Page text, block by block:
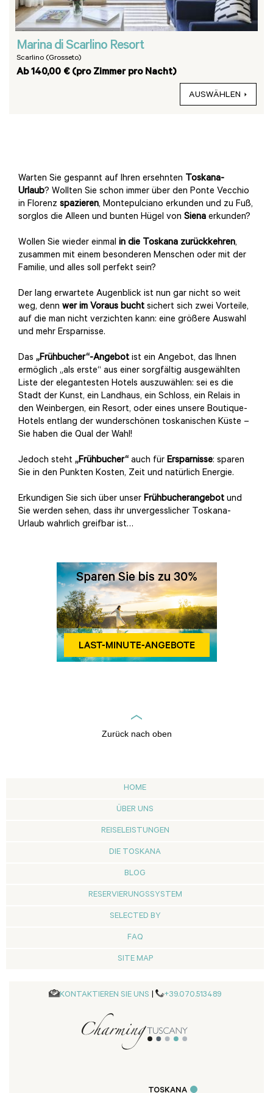
Marina di Scarlino Resort
Scarlino (Grosseto)
Ab 140,00 € (pro Zimmer pro Nacht)
AUSWÄHLEN
Warten Sie gespannt auf Ihren ersehnten Toskana-
Urlaub? Wollten Sie schon immer über den Ponte Vecchio
in Florenz spazieren, Montepulciano erkunden und zu Fuß,
sorglos die Alleen und bunten Hügel von Siena erkunden?
Wollen Sie wieder einmal in die Toskana zurückkehren,
zusammen mit einem besonderen Menschen oder mit der
Familie, und alles soll perfekt sein?
Der lang erwartete Augenblick ist nun gar nicht so weit
weg, denn wer im Voraus bucht sichert sich zwei Vorteile,
auf die man nicht verzichten kann: eine größere Auswahl
und mehr Ersparnisse.
Das „Frühbucher“-Angebot ist ein Angebot, das Ihnen
ermöglich „als erste“ aus einer sorgfältig ausgewählten
Liste der elegantesten Hotels auszuwählen: sei es die
Stadt der Kunst, ein Landhaus, ein Schloss, ein Relais in
den Weinbergen, ein Resort, oder eines unsere Boutique-
Hotels entlang der wunderschönen toskanischen Küste –
Sie haben die Qual der Wahl!
Jedoch steht „Frühbucher“ auch für Ersparnisse: sparen
Sie in den Punkten Kosten, Zeit und natürlich Energie.
Erkundigen Sie sich über unser Frühbucherangebot und
Sie werden sehen, dass ihr unvergesslicher Toskana-
Urlaub wahrlich greifbar ist…
Zurück nach oben
HOME
ÜBER UNS
REISELEISTUNGEN
DIE TOSKANA
BLOG
RESERVIERUNGSSYSTEM
SELECTED BY
FAQ
SITE MAP
KONTAKTIEREN SIE UNS +39.070.513489
TOSKANA